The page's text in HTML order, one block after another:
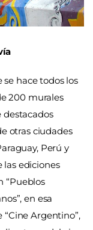
hace todos los
200 murales
destacados
otras ciudades
Perú y
las ediciones
“Pueblos
en esa
Argentino”,